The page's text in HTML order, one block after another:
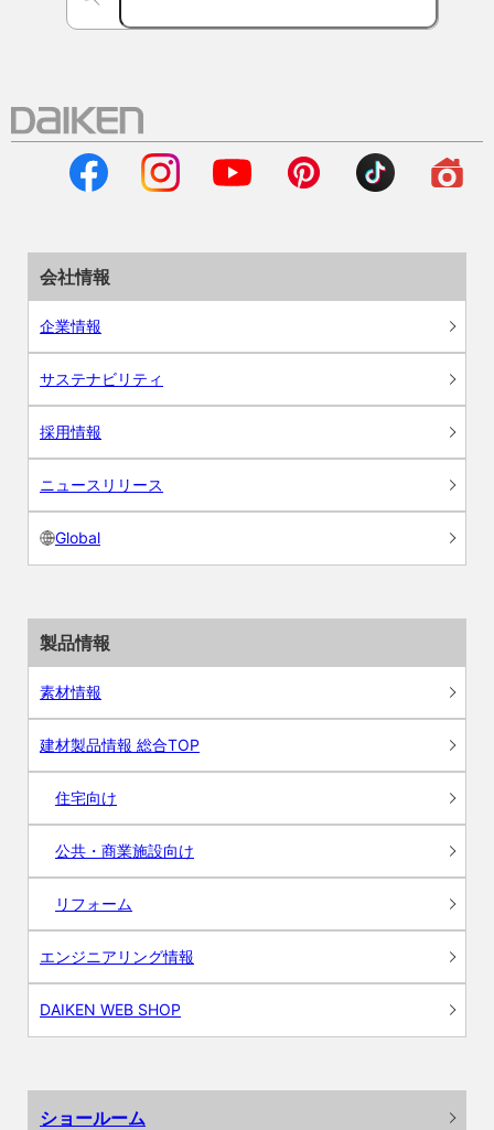
会社情報
企業情報
サステナビリティ
採用情報
ニュースリリース
Global
製品情報
素材情報
建材製品情報 総合TOP
住宅向け
公共・商業施設向け
リフォーム
エンジニアリング情報
DAIKEN WEB SHOP
ショールーム